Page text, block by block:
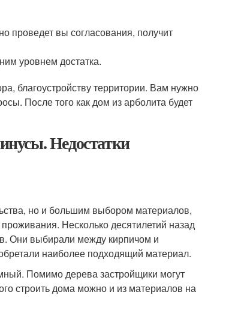
проведет вы согласования, получит
уровнем достатка.
благоустройству территории. Вам нужно
После того как дом из арболита будет
Недостатки
но и большим выбором материалов,
Несколько десятилетий назад
Они выбирали между кирпичом и
наиболее подходящий материал.
Помимо дерева застройщики могут
строить дома можно и из материалов на